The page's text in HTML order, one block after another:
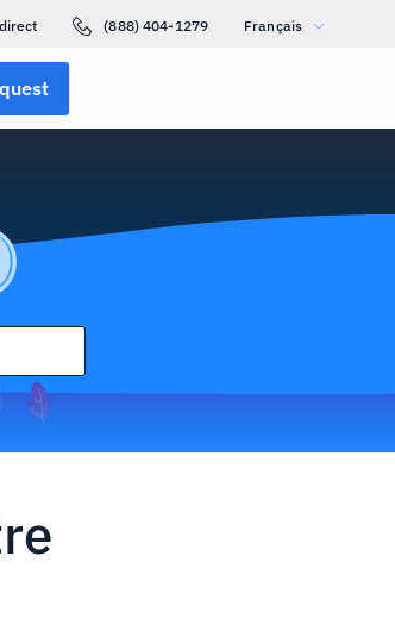
(888) 404-1279 Français